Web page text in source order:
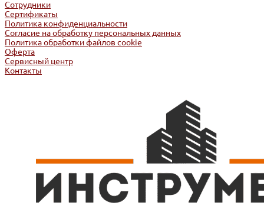
Сотрудники
Сертификаты
Политика конфиденциальности
Согласие на обработку персональных данных
Политика обработки файлов cookie
Оферта
Сервисный центр
Контакты